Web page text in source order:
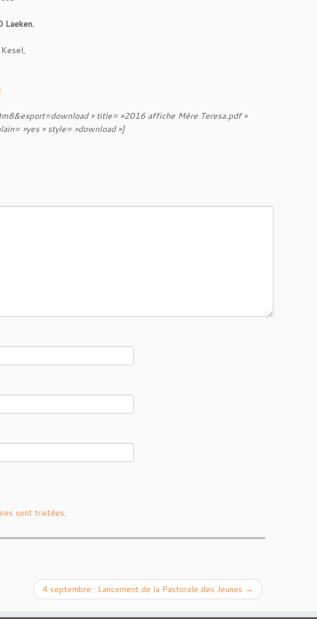
Laeken.
» title= »2016 affiche Mère Teresa.pdf »
»yes » style= »download »]
sont traitées.
4 septembre : Lancement de la Pastorale des Jeunes →